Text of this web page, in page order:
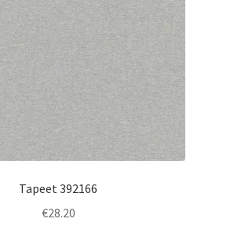
Tapeet 392166
€28.20